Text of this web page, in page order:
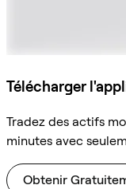
Télécharger
Tradez des actifs
minutes avec
Obtenir